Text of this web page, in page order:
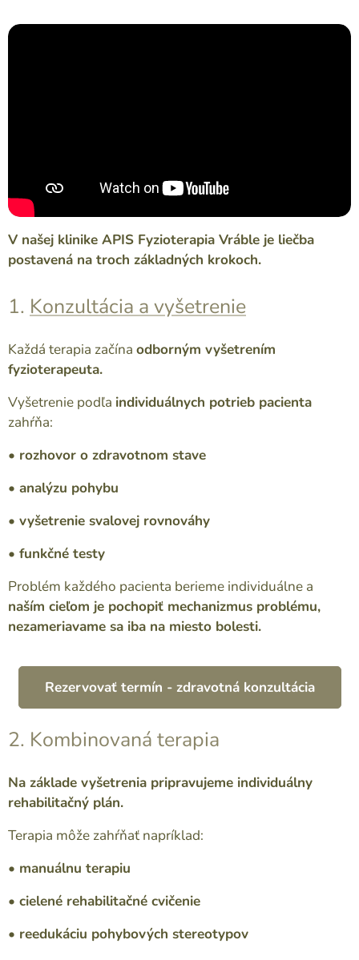
V našej klinike APIS Fyzioterapia Vráble je liečba
postavená na troch základných krokoch.
1. Konzultácia a vyšetrenie
Každá terapia začína odborným vyšetrením
fyzioterapeuta.
Vyšetrenie podľa individuálnych potrieb pacienta
zahŕňa:
• rozhovor o zdravotnom stave
• analýzu pohybu
• vyšetrenie svalovej rovnováhy
• funkčné testy
Problém každého pacienta berieme individuálne a
naším cieľom je pochopiť mechanizmus problému,
nezameriavame sa iba na miesto bolesti.
Rezervovať termín - zdravotná konzultácia
2. Kombinovaná terapia
Na základe vyšetrenia pripravujeme individuálny
rehabilitačný plán.
Terapia môže zahŕňať napríklad:
• manuálnu terapiu
• cielené rehabilitačné cvičenie
• reedukáciu pohybových stereotypov